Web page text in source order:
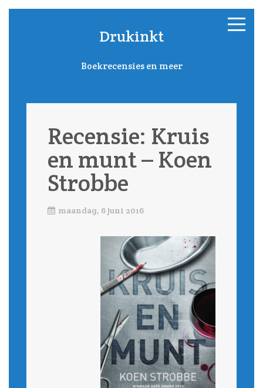
Drukinkt
Boekrecensies en meer
Recensie: Kruis
en munt – Koen
Strobbe
maandag, 6 juni 2016